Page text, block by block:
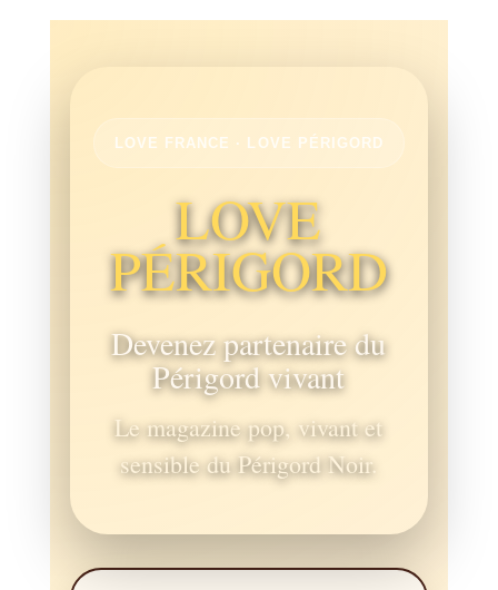
LOVE FRANCE · LOVE PÉRIGORD
LOVE
PÉRIGORD
Devenez partenaire du
Périgord vivant
Le magazine pop, vivant et
sensible du Périgord Noir.